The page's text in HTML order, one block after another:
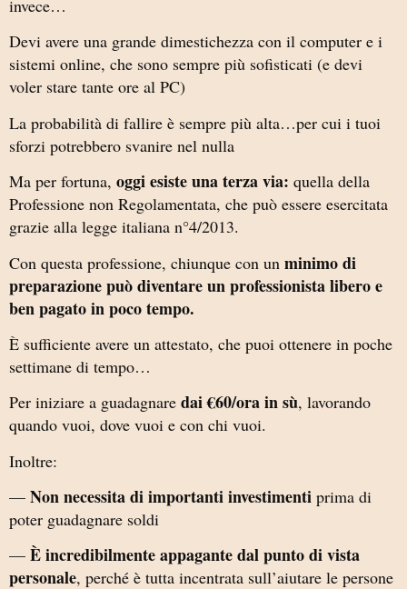
invece…
Devi avere una grande dimestichezza con il computer e i
sistemi online, che sono sempre più sofisticati (e devi
voler stare tante ore al PC)
La probabilità di fallire è sempre più alta…per cui i tuoi
sforzi potrebbero svanire nel nulla
Ma per fortuna, oggi esiste una terza via: quella della
Professione non Regolamentata, che può essere esercitata
grazie alla legge italiana n°4/2013.
Con questa professione, chiunque con un minimo di
preparazione può diventare un professionista libero e
ben pagato in poco tempo.
È sufficiente avere un attestato, che puoi ottenere in poche
settimane di tempo…
Per iniziare a guadagnare dai €60/ora in sù, lavorando
quando vuoi, dove vuoi e con chi vuoi.
Inoltre:
— Non necessita di importanti investimenti prima di
poter guadagnare soldi
— È incredibilmente appagante dal punto di vista
personale, perché è tutta incentrata sull’aiutare le persone